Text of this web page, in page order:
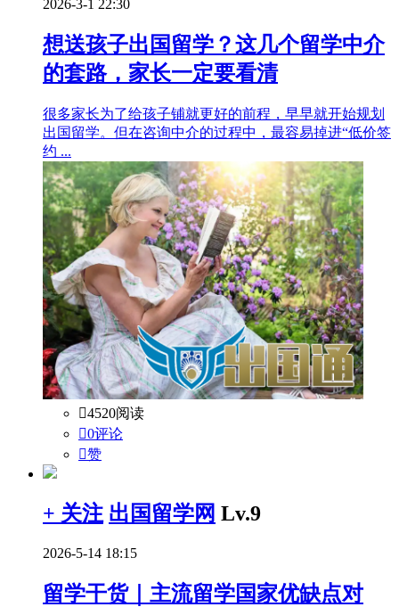
2026-3-1 22:30
想送孩子出国留学？这几个留学中介
的套路，家长一定要看清
很多家长为了给孩子铺就更好的前程，早早就开始规划
出国留学。但在咨询中介的过程中，最容易掉进“低价签
约 ...
4520阅读
0评论
赞
+ 关注 出国留学网 Lv.9
2026-5-14 18:15
留学干货｜主流留学国家优缺点对